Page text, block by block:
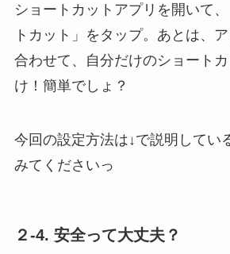
ショートカットアプリを開いて
トカット」をタップ。あとは、
合わせて、自分だけのショート
け！簡単でしょ？
今回の設定方法は↓で説明してい
みてくださいっ
２-4. 安全って大丈夫？